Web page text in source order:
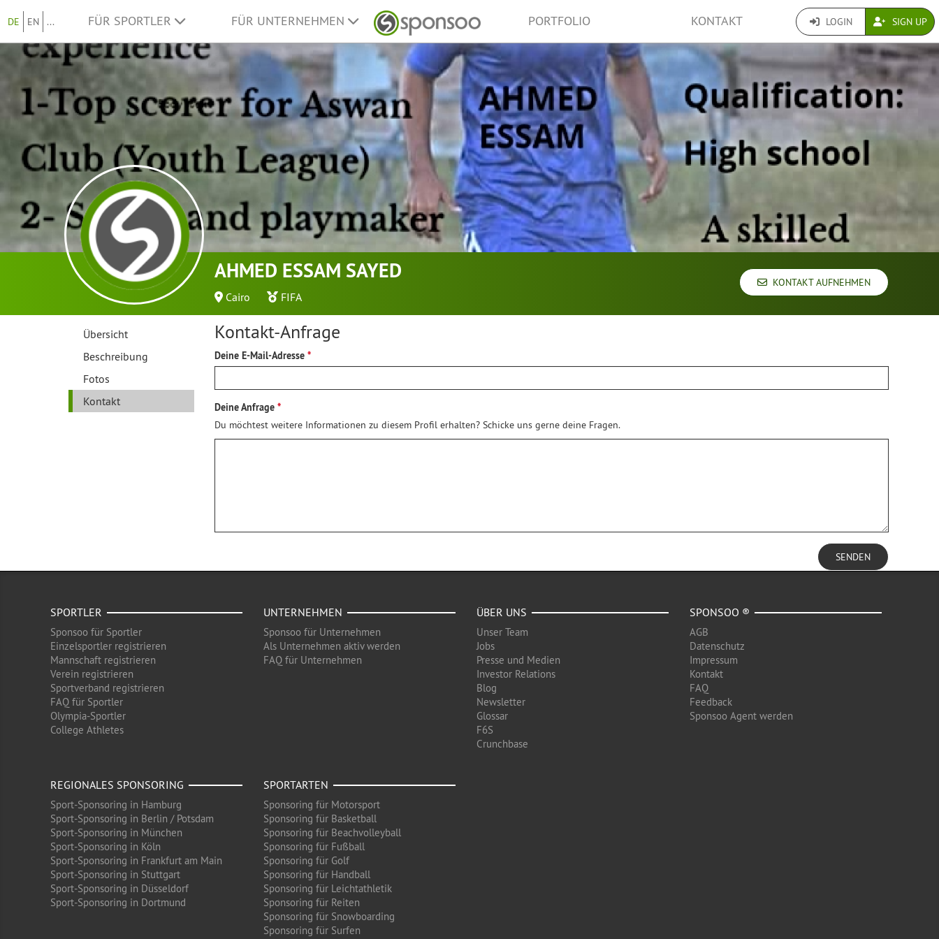
DE EN ... FÜR SPORTLER FÜR UNTERNEHMEN PORTFOLIO KONTAKT LOGIN SIGN UP
AHMED ESSAM SAYED
Cairo FIFA
KONTAKT AUFNEHMEN
Übersicht
Beschreibung
Fotos
Kontakt
Kontakt-Anfrage
Deine E-Mail-Adresse
Deine Anfrage
Du möchtest weitere Informationen zu diesem Profil erhalten? Schicke uns gerne deine Fragen.
SENDEN
SPORTLER
Sponsoo für Sportler
Einzelsportler registrieren
Mannschaft registrieren
Verein registrieren
Sportverband registrieren
FAQ für Sportler
Olympia-Sportler
College Athletes
UNTERNEHMEN
Sponsoo für Unternehmen
Als Unternehmen aktiv werden
FAQ für Unternehmen
ÜBER UNS
Unser Team
Jobs
Presse und Medien
Investor Relations
Blog
Newsletter
Glossar
F6S
Crunchbase
SPONSOO ®
AGB
Datenschutz
Impressum
Kontakt
FAQ
Feedback
Sponsoo Agent werden
REGIONALES SPONSORING
Sport-Sponsoring in Hamburg
Sport-Sponsoring in Berlin / Potsdam
Sport-Sponsoring in München
Sport-Sponsoring in Köln
Sport-Sponsoring in Frankfurt am Main
Sport-Sponsoring in Stuttgart
Sport-Sponsoring in Düsseldorf
Sport-Sponsoring in Dortmund
SPORTARTEN
Sponsoring für Motorsport
Sponsoring für Basketball
Sponsoring für Beachvolleyball
Sponsoring für Fußball
Sponsoring für Golf
Sponsoring für Handball
Sponsoring für Leichtathletik
Sponsoring für Reiten
Sponsoring für Snowboarding
Sponsoring für Surfen